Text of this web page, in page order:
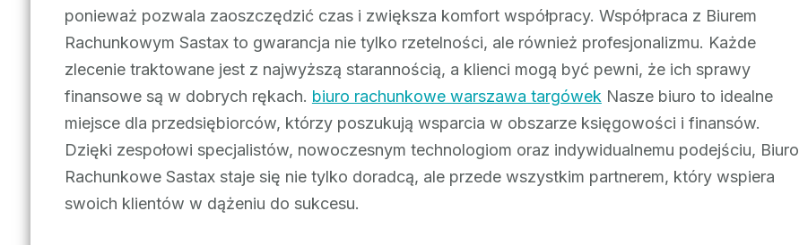
ponieważ pozwala zaoszczędzić czas i zwiększa komfort współpracy. Współpraca z Biurem
Rachunkowym Sastax to gwarancja nie tylko rzetelności, ale również profesjonalizmu. Każde
zlecenie traktowane jest z najwyższą starannością, a klienci mogą być pewni, że ich sprawy
finansowe są w dobrych rękach. biuro rachunkowe warszawa targówekNasze biuro to idealne
miejsce dla przedsiębiorców, którzy poszukują wsparcia w obszarze księgowości i finansów.
Dzięki zespołowi specjalistów, nowoczesnym technologiom oraz indywidualnemu podejściu, Biuro
Rachunkowe Sastax staje się nie tylko doradcą, ale przede wszystkim partnerem, który wspiera
swoich klientów w dążeniu do sukcesu.